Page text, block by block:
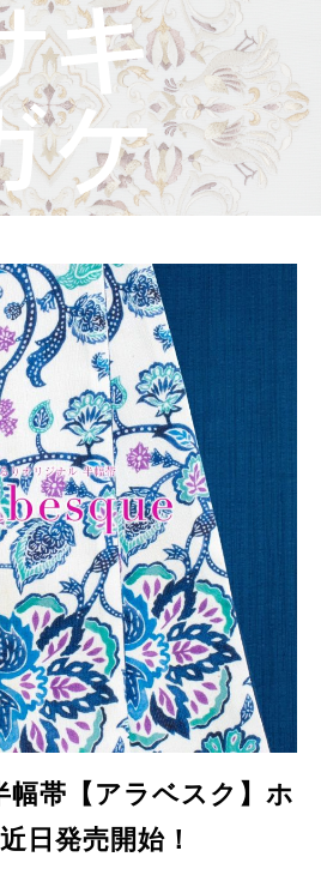
幅帯【アラベスク】ホ
日発売開始！